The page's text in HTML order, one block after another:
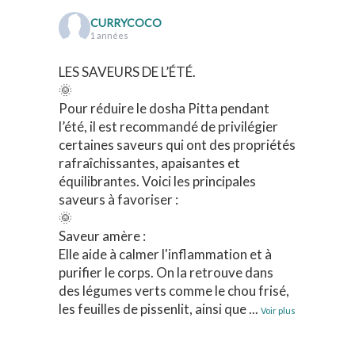
CURRYCOCO
1 années
LES SAVEURS DE L’ÉTÉ.
🌞
Pour réduire le dosha Pitta pendant
l’été, il est recommandé de privilégier
certaines saveurs qui ont des propriétés
rafraîchissantes, apaisantes et
équilibrantes. Voici les principales
saveurs à favoriser :
🌞
Saveur amère :
Elle aide à calmer l'inflammation et à
purifier le corps. On la retrouve dans
des légumes verts comme le chou frisé,
les feuilles de pissenlit, ainsi que... Voir plus